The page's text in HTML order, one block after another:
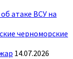
атаке ВСУ на
черноморские
14.07.2026